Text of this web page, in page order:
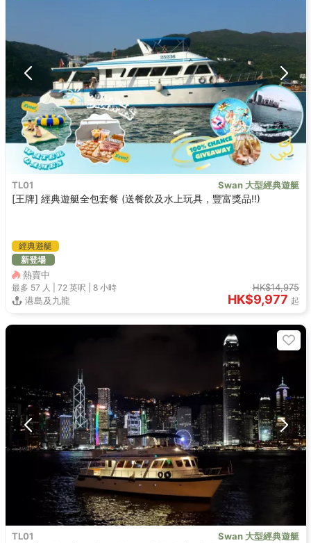
TL01 Swan 大型經典遊艇
[王牌] 經典遊艇全包套餐 (送餐飲及水上玩具，豐富獎品!!)
經典遊艇
新登場
熱賣中
最多 57 人 |72 英呎 |8 小時
港島及九龍
HK$14,975
HK$9,977 起
TL01 Swan 大型經典遊艇